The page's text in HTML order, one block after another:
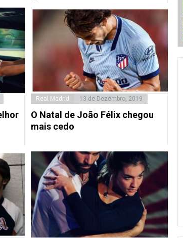
Real Madrid 13 de Dezembro, 2019
O Natal de João Félix chegou
mais cedo